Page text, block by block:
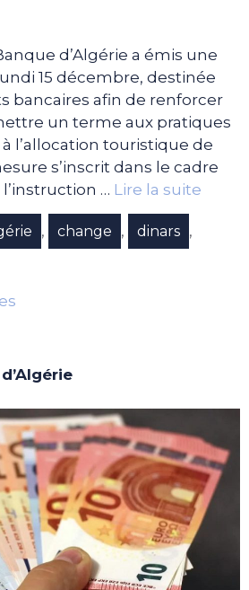
d’Algérie a émis une
15 décembre, destinée
bancaires afin de renforcer
un terme aux pratiques
l’allocation touristique de
s’inscrit dans le cadre
… Lire la suite
, change , dinars ,